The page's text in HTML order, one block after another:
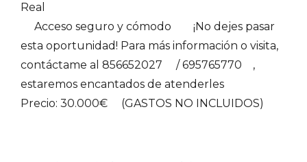
Real
Acceso seguro y cómodo
¡No dejes pasar
esta oportunidad! Para más información o visita,
contáctame al 856652027
/ 695765770
,
estaremos encantados de atenderles
Precio: 30.000€
(GASTOS NO INCLUIDOS)